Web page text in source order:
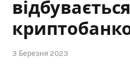
3 Березня 2023